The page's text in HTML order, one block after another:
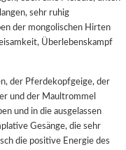
sehr ruhig
der mongolischen Hirten
Überlebenskampf
der Pferdekopfgeige, der
und der Maultrommel
und in die ausgelassen
Gesänge, die sehr
die positive Energie des